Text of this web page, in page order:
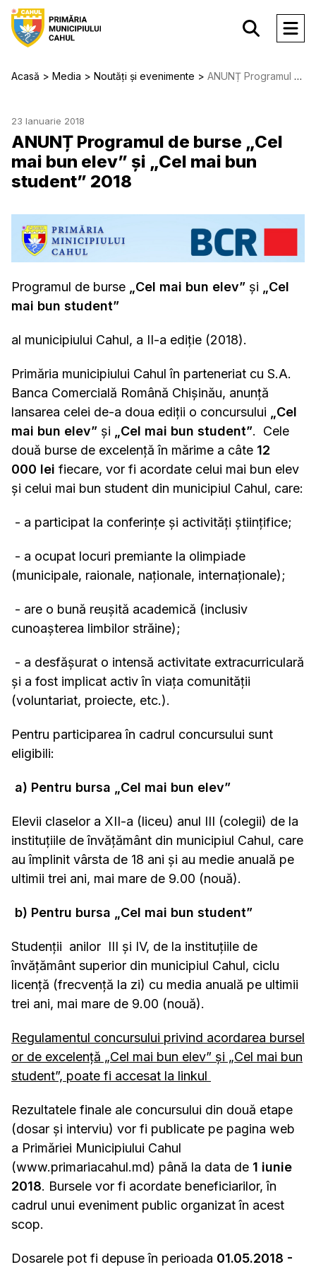
Acasă Media Noutăți și evenimente ANUNȚ Programul de burse „Cel mai bun elev” şi „Cel mai bun student” 2018
23 Ianuarie 2018
ANUNȚ Programul de burse „Cel
mai bun elev” şi „Cel mai bun
student” 2018
Programul de burse „Cel mai bun elev” şi
„Cel
mai bun student”
al municipiului Cahul, a II-a ediție (2018).
Primăria municipiului Cahul în parteneriat cu S.A.
Banca Comercială Română Chișinău, anunță
lansarea celei de-a doua ediții o concursului
„Cel
mai bun elev” şi „Cel mai bun student”. Cele
două burse de excelență în mărime a câte 12
000 lei fiecare, vor fi acordate celui mai bun elev
și celui mai bun student din municipiul Cahul, care:
- a participat la conferințe și activități științifice;
- a ocupat locuri premiante la olimpiade
(municipale, raionale, naţionale, internaţionale);
- are o bună reușită academică (inclusiv
cunoaşterea limbilor străine);
- a desfășurat o intensă activitate extracurriculară
și a fost implicat activ în viața comunității
(voluntariat, proiecte, etc.).
Pentru participarea în cadrul concursului sunt
eligibili:
a) Pentru bursa „Cel mai bun elev”
Elevii claselor a XII-a (liceu) anul III (colegii) de la
instituţiile de învăţământ din municipiul Cahul, care
au împlinit vârsta de 18 ani și au medie anuală pe
ultimii trei ani, mai mare de 9.00 (nouă).
b) Pentru bursa „Cel mai bun student”
Studenții anilor III și IV, de la instituţiile de
învăţământ superior din municipiul Cahul, ciclu
licență (frecvenţă la zi) cu media anuală pe ultimii
trei ani, mai mare de 9.00 (nouă).
Regulamentul concursului privind acordarea bursel
or de excelenţă „Cel mai bun elev” şi „Cel mai bun
student”, poate fi accesat la linkul
Rezultatele finale ale concursului din două etape
(dosar și interviu) vor fi publicate pe pagina web
a Primăriei Municipiului Cahul
(www.primariacahul.md) până la data de 1 iunie
2018. Bursele vor fi acordate beneficiarilor, în
cadrul unui eveniment public organizat în acest
scop.
Dosarele pot fi depuse în perioada 01.05.2018 -